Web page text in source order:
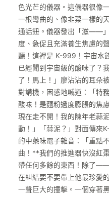
色光芒的儀器。這儀器很像
一根彎曲的、像韭菜一樣的
通話鈕。儀器發出「滋——
度、急促且充滿養生焦慮的
聽！這裡是 K-999！宇宙水
已經聞到宇宙級的酸味了？
了！馬上！」廖沾沾的耳朵
對講機，困惑地喊道：「特
酸味！是麵粉過度膨脹的焦
現在走不開！我的陳年老蒜
動！」「蒜泥？」對面傳來
的中藥味電子雜音：「重點
曲！**我們的推進器快沒紅
帶任何多餘的東西！除了
在糾結要不要帶上他最珍愛
一聲巨大的撞擊。一個穿著